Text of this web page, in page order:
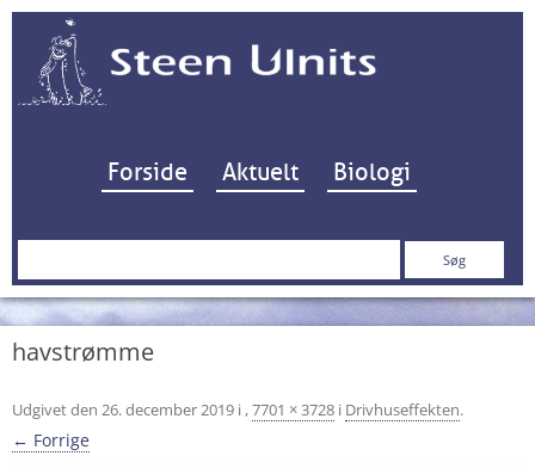
Hop til indhold
Forside Aktuelt Biologi
Søg
havstrømme
Udgivet den 26. december 2019 i ,7701 × 3728 i Drivhuseffekten.
← Forrige